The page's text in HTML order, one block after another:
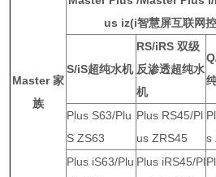
Master 家
族
us iz(i智慧屏互联网
S/iS超纯水机
RS/iRS 双级
反渗透超纯水
机
Plus S63/Plu
S ZS63
Plus RS45/Pl
us ZRS45
s
Plus iS63/Plu Plus iRS45/Pl